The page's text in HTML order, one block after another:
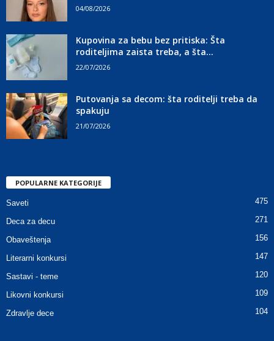
04/08/2026
Kupovina za bebu bez pritiska: Šta
roditeljima zaista treba, a šta...
22/07/2026
Putovanja sa decom: šta roditelji treba da
spakuju
21/07/2026
POPULARNE KATEGORIJE
Saveti 475
Deca za decu 271
Obaveštenja 156
Literarni konkursi 147
Sastavi - teme 120
Likovni konkursi 109
Zdravlje dece 104